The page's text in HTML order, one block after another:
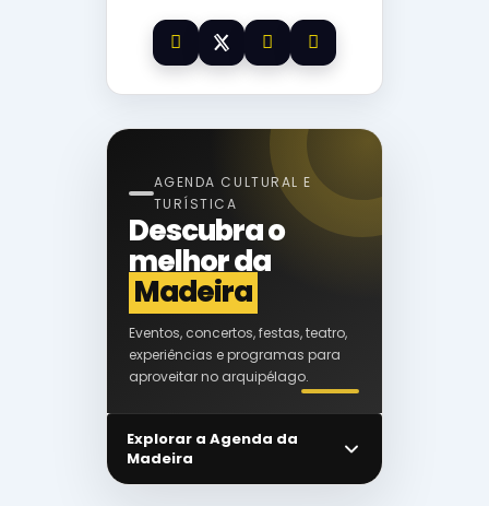
AGENDA CULTURAL E
TURÍSTICA
Descubra o
melhor da
Madeira
Eventos, concertos, festas, teatro,
experiências e programas para
aproveitar no arquipélago.
Explorar a Agenda da
Madeira